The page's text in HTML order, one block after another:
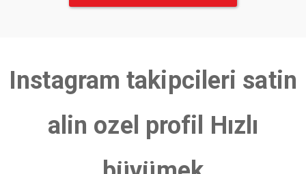
Instagram takipcileri satin
alin ozel profil Hızlı